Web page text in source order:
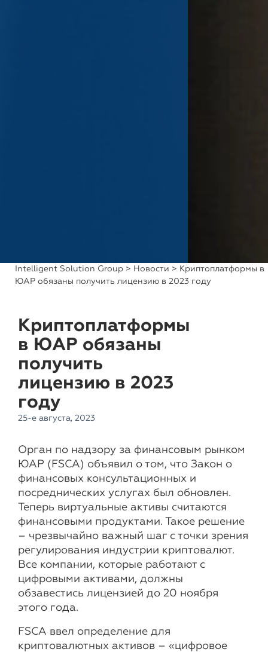
Intelligent Solution Group > Новости > Криптоплатформы в
ЮАР обязаны получить лицензию в 2023 году
Криптоплатформы
в ЮАР обязаны
получить
лицензию в 2023
году
25-е августа, 2023
Орган по надзору за финансовым рынком
ЮАР (FSCA) объявил о том, что Закон о
финансовых консультационных и
посреднических услугах был обновлен.
Теперь виртуальные активы считаются
финансовыми продуктами. Такое решение
– чрезвычайно важный шаг с точки зрения
регулирования индустрии криптовалют.
Все компании, которые работают с
цифровыми активами, должны
обзавестись лицензией до 20 ноября
этого года.
FSCA ввел определение для
криптовалютных активов – «цифровое